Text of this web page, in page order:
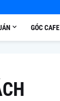
GÓC CAFE